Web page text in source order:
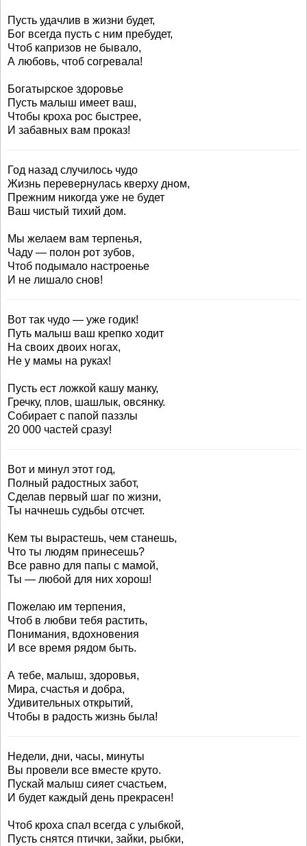
Пусть удачлив в жизни будет,
Бог всегда пусть с ним пребудет,
Чтоб капризов не бывало,
А любовь, чтоб согревала!
Богатырское здоровье
Пусть малыш имеет ваш,
Чтобы кроха рос быстрее,
И забавных вам проказ!
Год назад случилось чудо
Жизнь перевернулась кверху дном,
Прежним никогда уже не будет
Ваш чистый тихий дом.
Мы желаем вам терпенья,
Чаду — полон рот зубов,
Чтоб подымало настроенье
И не лишало снов!
Вот так чудо — уже годик!
Путь малыш ваш крепко ходит
На своих двоих ногах,
Не у мамы на руках!
Пусть ест ложкой кашу манку,
Гречку, плов, шашлык, овсянку.
Собирает с папой паззлы
20 000 частей сразу!
Вот и минул этот год,
Полный радостных забот,
Сделав первый шаг по жизни,
Ты начнешь судьбы отсчет.
Кем ты вырастешь, чем станешь,
Что ты людям принесешь?
Все равно для папы с мамой,
Ты — любой для них хорош!
Пожелаю им терпения,
Чтоб в любви тебя растить,
Понимания, вдохновения
И все время рядом быть.
А тебе, малыш, здоровья,
Мира, счастья и добра,
Удивительных открытий,
Чтобы в радость жизнь была!
Недели, дни, часы, минуты
Вы провели все вместе круто.
Пускай малыш сияет счастьем,
И будет каждый день прекрасен!
Чтоб кроха спал всегда с улыбкой,
Пусть снятся птички, зайки, рыбки,